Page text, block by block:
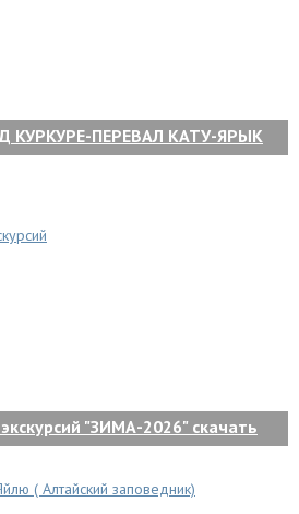
КУРКУРЕ-ПЕРЕВАЛ КАТУ-ЯРЫК
"ЗИМА-2026" скачать